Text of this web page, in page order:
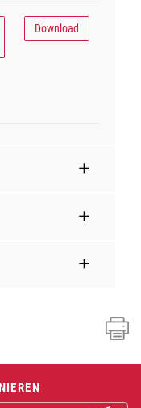
/ Zuzug (Firmen / Betriebe,
Anmeldung / Zuzug
Download